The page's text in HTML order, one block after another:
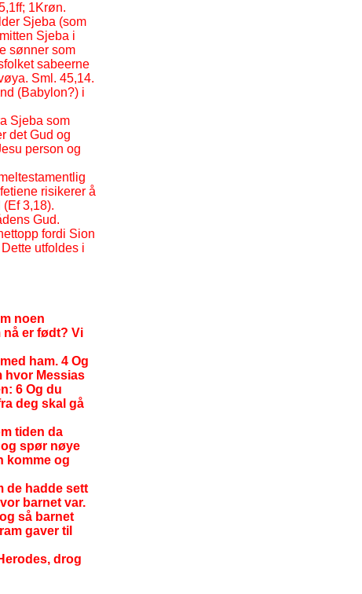
1Krøn.
Sjeba (som
Sjeba i
sønner som
sabeerne
Sml. 45,14.
(Babylon?) i
Sjeba som
det Gud og
person og
risikerer å
3,18).
Gud.
fordi Sion
utfoldes i
noen
er født? Vi
ham. 4 Og
hvor Messias
6 Og du
deg skal gå
tiden da
spør nøye
komme og
de hadde sett
barnet var.
så barnet
gaver til
drog